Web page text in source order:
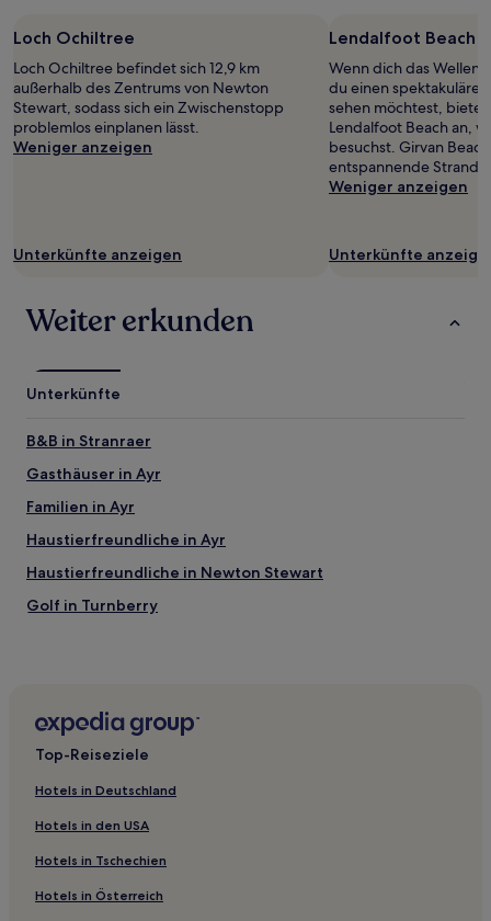
Loch Ochiltree
Loch Ochiltree befindet sich 12,9 km
außerhalb des Zentrums von Newton
Stewart, sodass sich ein Zwischenstopp
problemlos einplanen lässt.
Weniger anzeigen
Unterkünfte anzeigen
Lendalfoot Beach
Wenn dich das
du einen
sehen möchtest, bietet
Lendalfoot Beach an,
besuchst. Girvan
entspannende
Weniger anzeigen
Unterkünfte
Weiter erkunden
Unterkünfte
B&B in Stranraer
Gasthäuser in Ayr
Familien in Ayr
Haustierfreundliche in Ayr
Haustierfreundliche in Newton Stewart
Golf in Turnberry
Strand in Isle of Arran
Luxus in Troon
Hotels mit Küchenzeile in Troon
4-Sterne-Hotels in Isle of Arran
3-Sterne-Hotels in Kirkcudbright
3-Sterne-Hotels in Troon
Top-Reiseziele
Hotels in Deutschland
Hotels in den USA
Hotels in Tschechien
Hotels in Österreich